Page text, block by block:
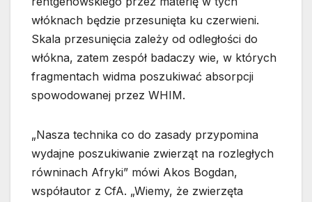
włóknach będzie przesunięta ku czerwieni.
Skala przesunięcia zależy od odległości do
włókna, zatem zespół badaczy wie, w których
fragmentach widma poszukiwać absorpcji
spowodowanej przez WHIM.
„Nasza technika co do zasady przypomina
wydajne poszukiwanie zwierząt na rozległych
równinach Afryki” mówi Akos Bogdan,
współautor z CfA. „Wiemy, że zwierzęta